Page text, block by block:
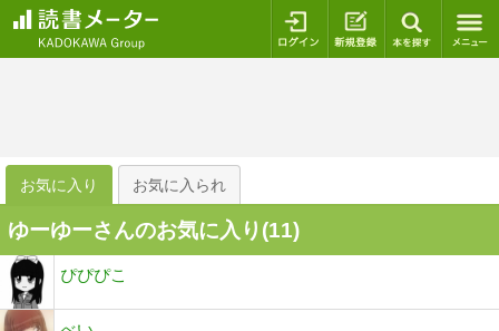
ログイン 新規登録
お気に入り お気に入られ
ゆーゆーさんのお気に入り(11)
ぴぴぴこ